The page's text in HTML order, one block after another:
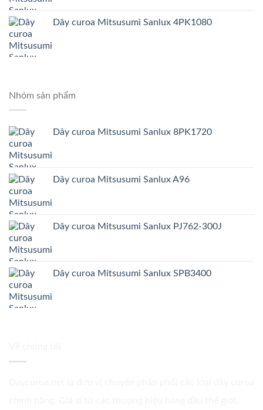
Dây curoa Mitsusumi Sanlux 4PK1080
Nhóm sản phẩm
Dây curoa Mitsusumi Sanlux 8PK1720
Dây curoa Mitsusumi Sanlux A96
Dây curoa Mitsusumi Sanlux PJ762-300J
Dây curoa Mitsusumi Sanlux SPB3400